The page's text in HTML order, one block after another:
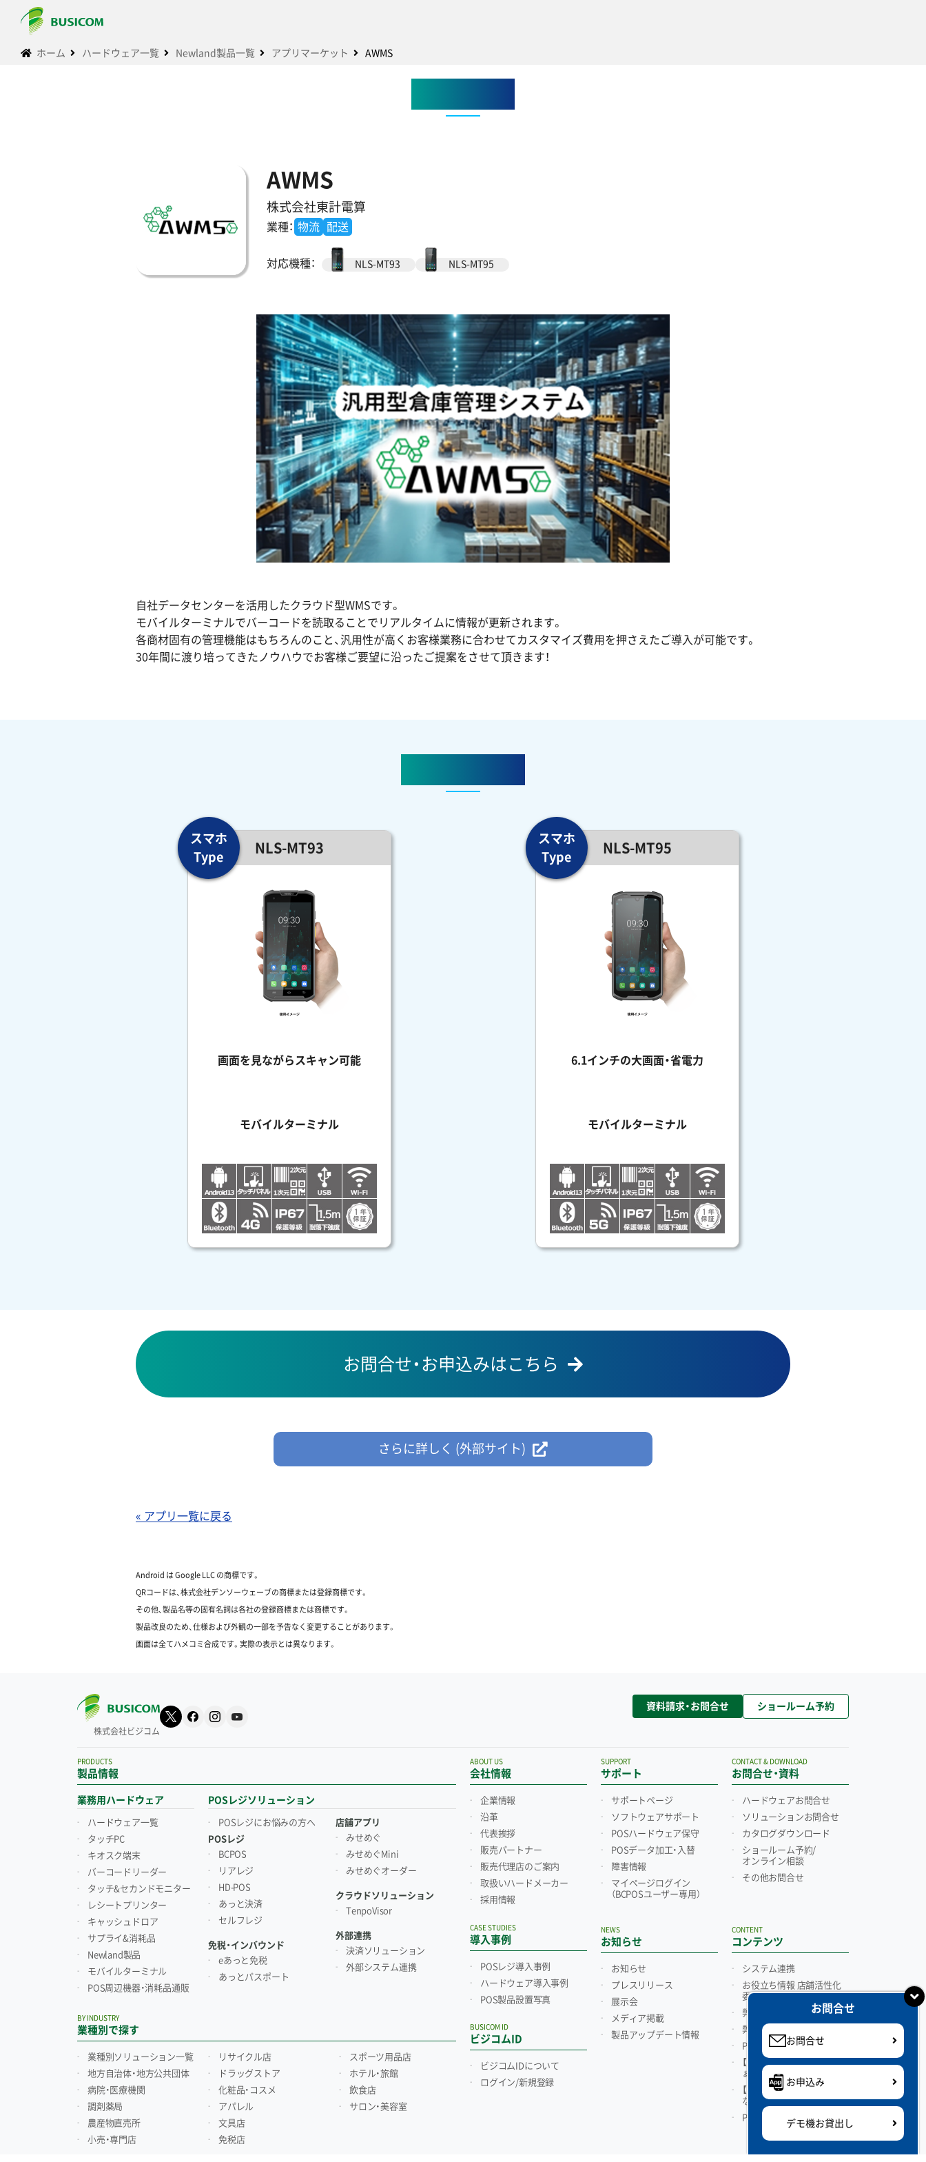
お問合せ
お問合せ
お申込み
デモ機お貸出し
ホーム ハードウェア一覧 Newland製品一覧 アプリマーケット AWMS
AWMS
株式会社東計電算
業種： 物流 配送
対応機種： NLS-MT93 NLS-MT95
自社データセンターを活用したクラウド型WMSです。
モバイルターミナルでバーコードを読取ることでリアルタイムに情報が更新されます。
各商材固有の管理機能はもちろんのこと、汎用性が高くお客様業務に合わせてカスタマイズ費用を押さえたご導入が可能です。
30年間に渡り培ってきたノウハウでお客様ご要望に沿ったご提案をさせて頂きます！
NLS-MT93
画面を見ながらスキャン可能
モバイルターミナル
NLS-MT95
6.1インチの大画面・省電力
モバイルターミナル
お問合せ・お申込みはこちら
さらに詳しく (外部サイト)
« アプリ一覧に戻る
Android は Google LLC の商標です。
QRコードは、株式会社デンソーウェーブの商標または登録商標です。
その他、製品名等の固有名詞は各社の登録商標または商標です。
製品改良のため、仕様および外観の一部を予告なく変更することがあります。
画面は全てハメコミ合成です。実際の表示とは異なります。
株式会社ビジコム
資料請求・お問合せ ショールーム予約
製品情報
PRODUCTS
業務用ハードウェア
ハードウェア一覧
タッチPC
キオスク端末
バーコードリーダー
タッチ&セカンドモニター
レシートプリンター
キャッシュドロア
サプライ&消耗品
Newland製品
モバイルターミナル
POS周辺機器・消耗品通販
POSレジソリューション
POSレジにお悩みの方へ
POSレジ
BCPOS
リアレジ
HD-POS
あっと決済
セルフレジ
免税・インバウンド
eあっと免税
あっとパスポート
店舗アプリ
みせめぐ
みせめぐMini
みせめぐオーダー
クラウドソリューション
TenpoVisor
外部連携
決済ソリューション
外部システム連携
業種別で探す
BY INDUSTRY
業種別ソリューション一覧
地方自治体・地方公共団体
病院・医療機関
調剤薬局
農産物直売所
小売・専門店
リサイクル店
ドラッグストア
化粧品・コスメ
アパレル
文具店
免税店
スポーツ用品店
ホテル・旅館
飲食店
サロン・美容室
会社情報
ABOUT US
企業情報
沿革
代表挨拶
販売パートナー
販売代理店のご案内
取扱いハードメーカー
採用情報
導入事例
CASE STUDIES
POSレジ導入事例
ハードウェア導入事例
POS製品設置写真
ビジコムID
BUSICOM ID
ビジコムIDについて
ログイン/新規登録
サポート
SUPPORT
サポートページ
ソフトウェアサポート
POSハードウェア保守
POSデータ加工・入替
障害情報
マイページログイン
（BCPOSユーザー専用）
お知らせ
NEWS
お知らせ
プレスリリース
展示会
メディア掲載
製品アップデート情報
お問合せ・資料
CONTACT & DOWNLOAD
ハードウェアお問合せ
ソリューションお問合せ
カタログダウンロード
ショールーム予約/
オンライン相談
その他お問合せ
コンテンツ
CONTENT
システム連携
お役立ち情報 店舗活性化
委員会
弊社代表ブログ
弊社代表facebook
POSシステム紹介動画
【漫画】パソコンPOSってな
ぁに？
【漫画】「TenpoVisor」って
なぁに？
POSレジとは